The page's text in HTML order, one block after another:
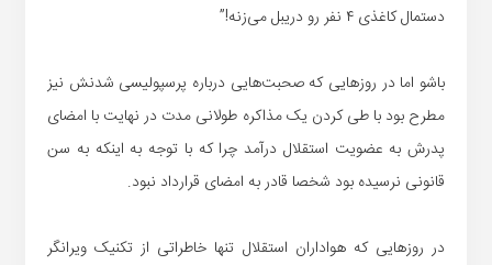
دستمال کاغذی ۴ نفر رو دریبل می‌زنه!”
باشو اما در روزهایی که صحبت‌هایی درباره پرسپولیسی شدنش نیز
مطرح بود با طی کردن یک مذاکره طولانی مدت در نهایت با امضای
پدرش به عضویت استقلال درآمد چرا که با توجه به اینکه به سن
قانونی نرسیده بود شخصا قادر به امضای قرارداد نبود.
در روزهایی که هواداران استقلال تنها خاطراتی از تکنیک ویرانگر